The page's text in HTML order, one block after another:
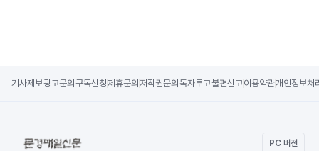
기사제보광고문의 구독신청제휴문의 저작권문의 독자투고불편신고이용약관개인정보처
PC 버전